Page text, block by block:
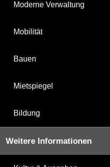
Moderne Verwaltung
Mobilität
Bauen
Mietspiegel
Bildung
Weitere Informationen